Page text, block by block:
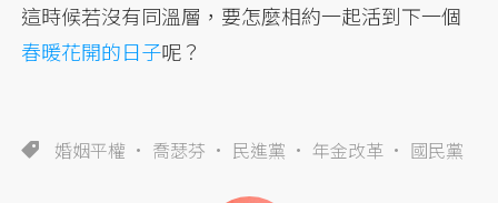
這時候若沒有同溫層，要怎麼相約一起活到下一個
春暖花開的日子呢？
婚姻平權 喬瑟芬 民進黨 年金改革 國民黨